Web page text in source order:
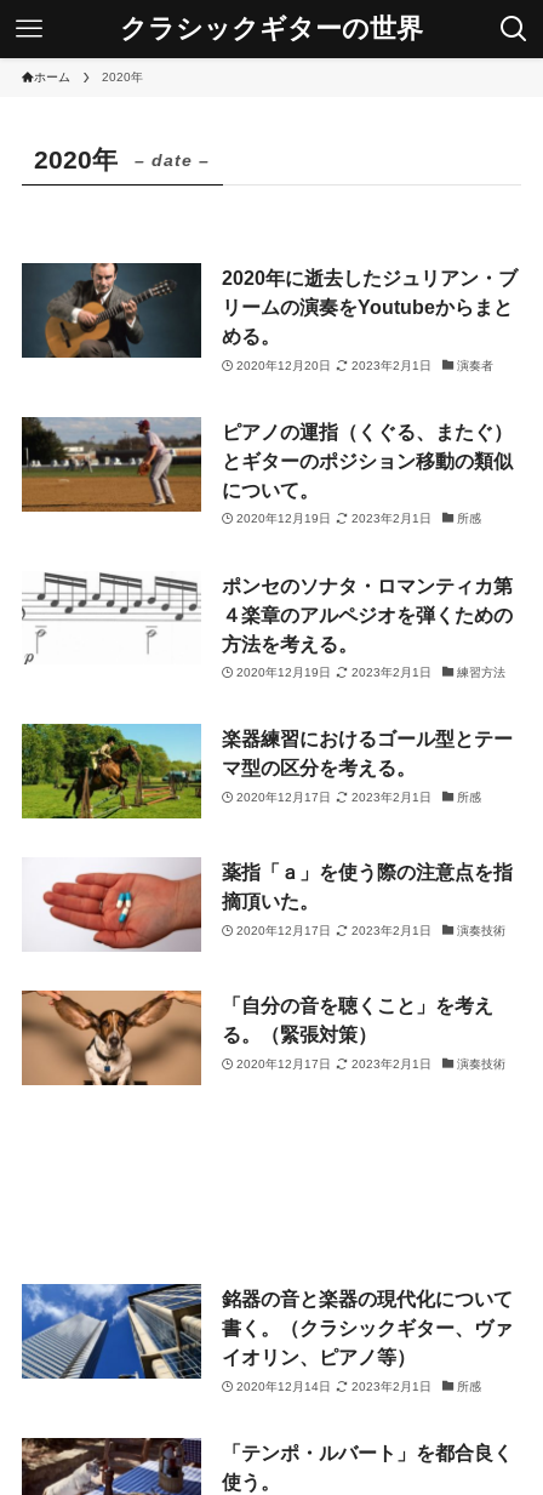
クラシックギターの世界
ホーム 2020年
2020年 – date –
2020年に逝去したジュリアン・ブ
リームの演奏をYoutubeからまと
める。
2020年12月20日 2023年2月1日 演奏者
ピアノの運指（くぐる、またぐ）
とギターのポジション移動の類似
について。
2020年12月19日 2023年2月1日 所感
ポンセのソナタ・ロマンティカ第
４楽章のアルペジオを弾くための
方法を考える。
2020年12月19日 2023年2月1日 練習方法
楽器練習におけるゴール型とテー
マ型の区分を考える。
2020年12月17日 2023年2月1日 所感
薬指「ａ」を使う際の注意点を指
摘頂いた。
2020年12月17日 2023年2月1日 演奏技術
「自分の音を聴くこと」を考え
る。（緊張対策）
2020年12月17日 2023年2月1日 演奏技術
銘器の音と楽器の現代化について
書く。（クラシックギター、ヴァ
イオリン、ピアノ等）
2020年12月14日 2023年2月1日 所感
「テンポ・ルバート」を都合良く
使う。